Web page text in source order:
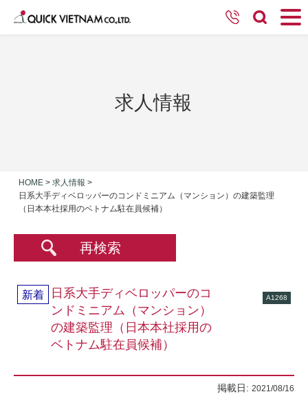
求人情報
HOME > 求人情報 >
日系大手ディベロッパーのコンドミニアム（マンション）の建築監理
（日本本社採用のベトナム駐在員候補）
再検索
新着
日系大手ディベロッパーのコ
ンドミニアム（マンション）
の建築監理（日本本社採用の
ベトナム駐在員候補）
A1268
掲載日: 2021/08/16